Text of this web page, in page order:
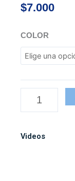
$7.000
COLOR
Cocuyo
bayoneta
24v
alta
potencia
funcio
Videos